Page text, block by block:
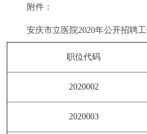
附件：
安庆市立医院2020年公开招聘工
职位代码
2020002
2020003